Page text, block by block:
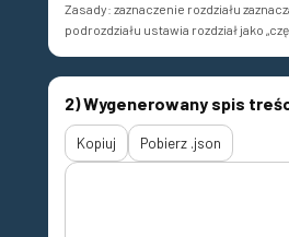
Zasady: zaznaczenie rozdziału
podrozdziału ustawia rozdział jako
2) Wygenerowany spis
Kopiuj Pobierz .json